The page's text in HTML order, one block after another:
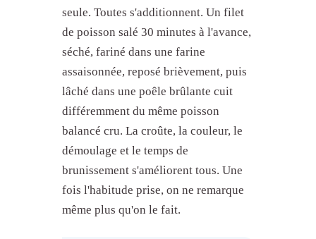
seule. Toutes s'additionnent. Un filet
de poisson salé 30 minutes à l'avance,
séché, fariné dans une farine
assaisonnée, reposé brièvement, puis
lâché dans une poêle brûlante cuit
différemment du même poisson
balancé cru. La croûte, la couleur, le
démoulage et le temps de
brunissement s'améliorent tous. Une
fois l'habitude prise, on ne remarque
même plus qu'on le fait.